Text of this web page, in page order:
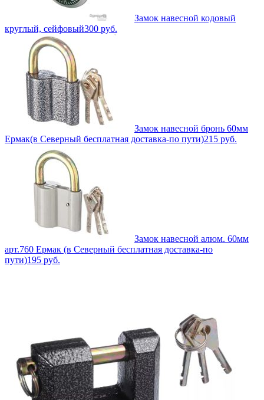
Замок навесной кодовый
круглый, сейфовый300 руб.
Замок навесной бронь 60мм
Ермак(в Северный бесплатная доставка-по пути)215 руб.
Замок навесной алюм. 60мм
арт.760 Ермак (в Северный бесплатная доставка-по
пути)195 руб.